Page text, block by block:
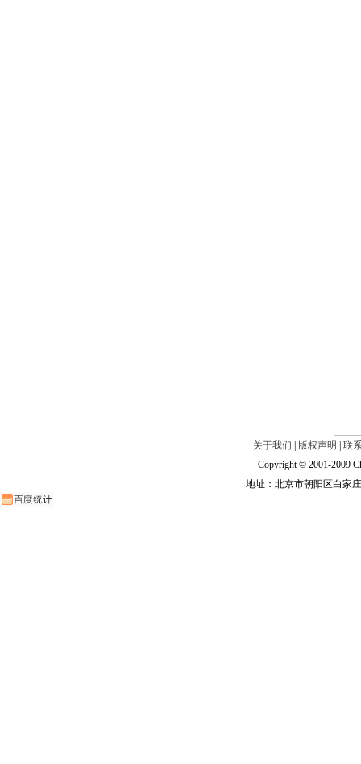
关于我们 版权声明
联
Copyright © 2001-2009
地址：北京市朝阳区白家